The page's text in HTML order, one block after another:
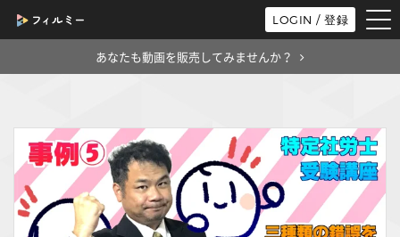
LOGIN / 登録
あなたも動画を販売してみませんか？